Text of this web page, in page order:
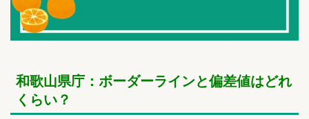
和歌山県庁：ボーダーラインと偏差値はどれ
くらい？